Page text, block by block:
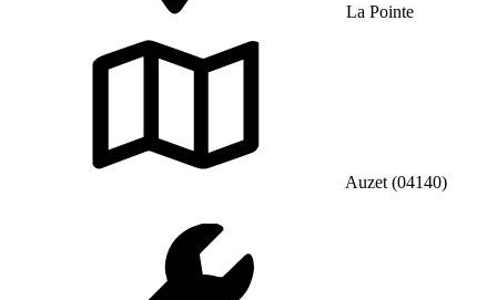
La Pointe
Auzet (04140)